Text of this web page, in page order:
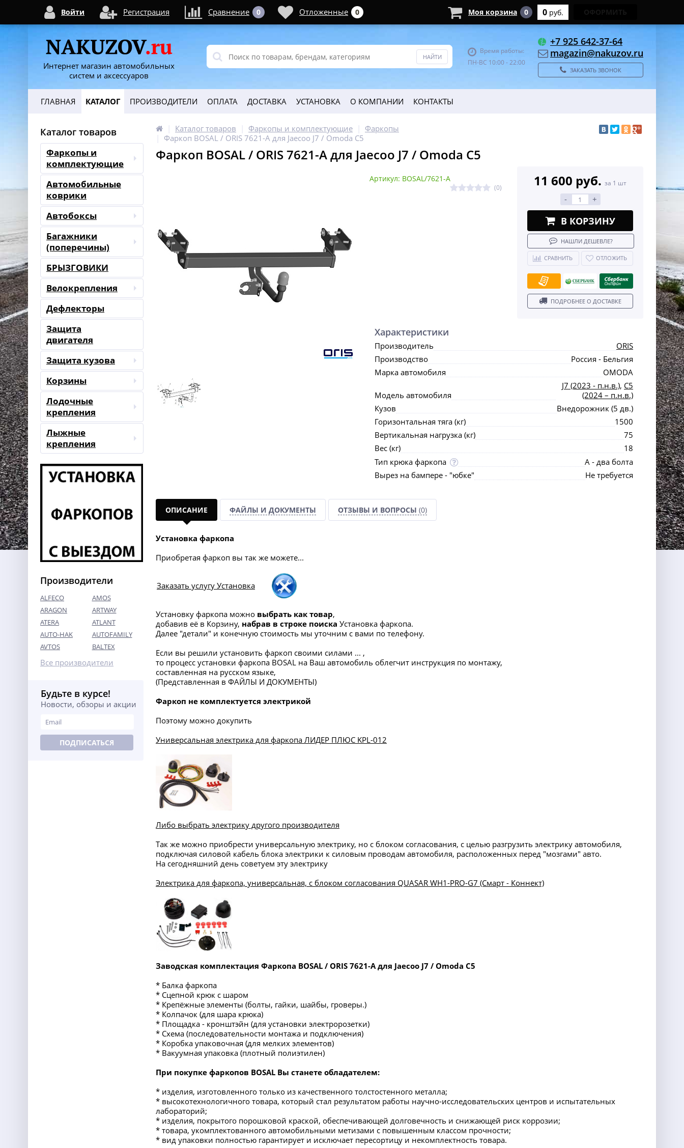
Интернет магазин автомобильных
систем и аксессуаров
Время работы:
ПН-ВС 10:00 - 22:00
+7 925 642-37-64
magazin@nakuzov.ru
ЗАКАЗАТЬ ЗВОНОК
ГЛАВНАЯ КАТАЛОГ ПРОИЗВОДИТЕЛИ ОПЛАТА ДОСТАВКА УСТАНОВКА О КОМПАНИИ КОНТАКТЫ
Каталог товаров
Фаркопы и
комплектующие
Автомобильные
коврики
Автобоксы
Багажники
(поперечины)
БРЫЗГОВИКИ
Велокрепления
Дефлекторы
Защита
двигателя
Защита кузова
Корзины
Лодочные
крепления
Лыжные
крепления
Производители
ALFECO
AMOS
ARAGON
ARTWAY
ATERA
ATLANT
AUTO-HAK
AUTOFAMILY
AVTOS
BALTEX
Все производители
Будьте в курсе!
Новости, обзоры и акции
ПОДПИСАТЬСЯ
Каталог товаров Фаркопы и комплектующие
Фаркопы
Фаркоп BOSAL / ORIS 7621-A для Jaecoo J7 / Omoda C5
Фаркоп BOSAL / ORIS 7621-A для Jaecoo J7 / Omoda C5
Артикул: BOSAL/7621-A
(0) 11 600 руб. за 1 шт
- +
В КОРЗИНУ
НАШЛИ ДЕШЕВЛЕ?
СРАВНИТЬ ОТЛОЖИТЬ
ПОДРОБНЕЕ О ДОСТАВКЕ
Характеристики
Производитель
ORIS
Производство
Россия - Бельгия
Марка автомобиля
OMODA
Модель автомобиля
J7 (2023 - п.н.в.), C5
(2024 – п.н.в.)
Кузов
Внедорожник (5 дв.)
Горизонтальная тяга (кг)
1500
Вертикальная нагрузка (кг)
75
Вес (кг)
18
Тип крюка фаркопа
А - два болта
Вырез на бампере - "юбке"
Не требуется
ОПИСАНИЕ ФАЙЛЫ И ДОКУМЕНТЫ ОТЗЫВЫ И ВОПРОСЫ (0)
Установка фаркопа
Приобретая фаркоп вы так же можете...
Заказать услугу Установка
Установку фаркопа можно выбрать как товар,
добавив её в Корзину, набрав в строке поиска Установка фаркопа.
Далее "детали" и конечную стоимость мы уточним с вами по телефону.
Если вы решили установить фаркоп своими силами ... ,
то процесс установки фаркопа BOSAL на Ваш автомобиль облегчит инструкция по монтажу,
составленная на русском языке,
(Представленная в ФАЙЛЫ И ДОКУМЕНТЫ)
Фаркоп не комплектуется электрикой
Поэтому можно докупить
Универсальная электрика для фаркопа ЛИДЕР ПЛЮС KPL-012
Либо выбрать электрику другого производителя
Так же можно приобрести универсальную электрику, но с блоком согласования, с целью разгрузить электрику автомобиля,
подключая силовой кабель блока электрики к силовым проводам автомобиля, расположенных перед "мозгами" авто.
На сегодняшний день советуем эту электрику
Электрика для фаркопа, универсальная, с блоком согласования QUASAR WH1-PRO-G7 (Смарт - Коннект)
Заводская комплектация Фаркопа BOSAL / ORIS 7621-A для Jaecoo J7 / Omoda C5
* Балка фаркопа
* Сцепной крюк с шаром
* Крепёжные элементы (болты, гайки, шайбы, гроверы.)
* Колпачок (для шара крюка)
* Площадка - кронштэйн (для установки электророзетки)
* Схема (последовательности монтажа и подключения)
* Коробка упаковочная (для мелких элементов)
* Вакуумная упаковка (плотный полиэтилен)
При покупке фаркопов BOSAL Вы станете обладателем:
* изделия, изготовленного только из качественного толстостенного металла;
* высокотехнологичного товара, который стал результатом работы научно-исследовательских центров и испытательных
лабораторий;
* изделия, покрытого порошковой краской, обеспечивающей долговечность и снижающей риск коррозии;
* товара, укомплектованного автомобильными метизами с повышенным классом прочности;
* вид упаковки полностью гарантирует и исключает пересортицу и некомплектность товара.
Войти Регистрация Сравнение 0 Отложенные 0 Моя корзина 0 0 руб.